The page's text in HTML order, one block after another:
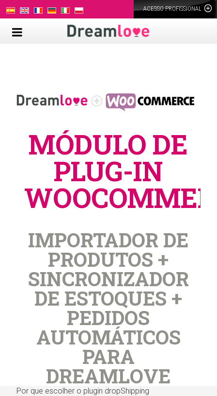
ACESSO PROFISSIONAL
MÓDULO DE
PLUG-IN
IMPORTADOR DE
PRODUTOS +
SINCRONIZADOR
DE ESTOQUES +
PEDIDOS
AUTOMÁTICOS
PARA
DREAMLOVE
Por que escolher o plugin dropShipping